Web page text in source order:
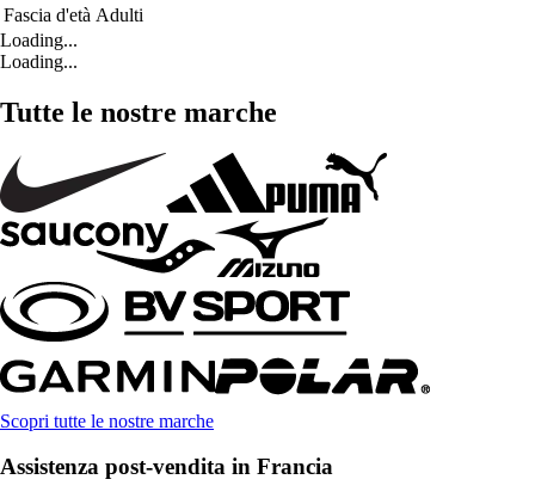
Fascia d'età Adulti
Loading...
Loading...
Tutte le nostre marche
Scopri tutte le nostre marche
Assistenza post-vendita in Francia